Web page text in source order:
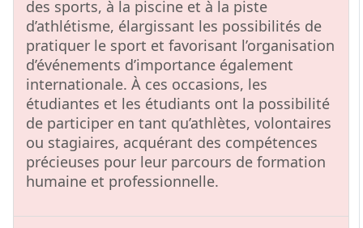
des sports, à la piscine et à la piste
d’athlétisme, élargissant les possibilités de
pratiquer le sport et favorisant l’organisation
d’événements d’importance également
internationale. À ces occasions, les
étudiantes et les étudiants ont la possibilité
de participer en tant qu’athlètes, volontaires
ou stagiaires, acquérant des compétences
précieuses pour leur parcours de formation
humaine et professionnelle.